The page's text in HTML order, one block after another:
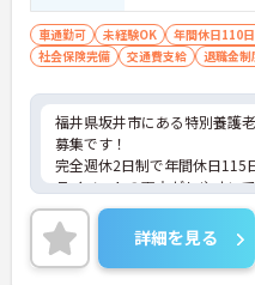
車通勤可 未経験OK 年間休日110
社会保険完備
交通費支給 退職金制
福井県坂井市にある特別養護
募集です！
完全週休2日制で年間休日115
ライベートの両立がしやすい
昇給・賞与があるのでキャリ
す！
ご興味ある方は面接ポイント
お気軽にご連絡ください。
詳細を見る